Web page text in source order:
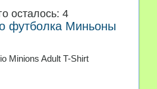
осталось: 4
футболка Миньоны
Minions Adult T-Shirt